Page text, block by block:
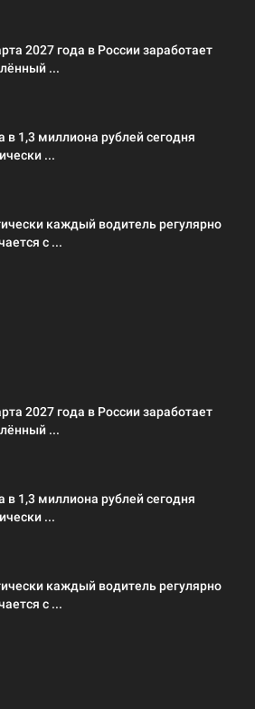
2027 года в России заработает
...
в 1,3 миллиона рублей сегодня
...
каждый водитель регулярно
с ...
2027 года в России заработает
...
в 1,3 миллиона рублей сегодня
...
каждый водитель регулярно
с ...